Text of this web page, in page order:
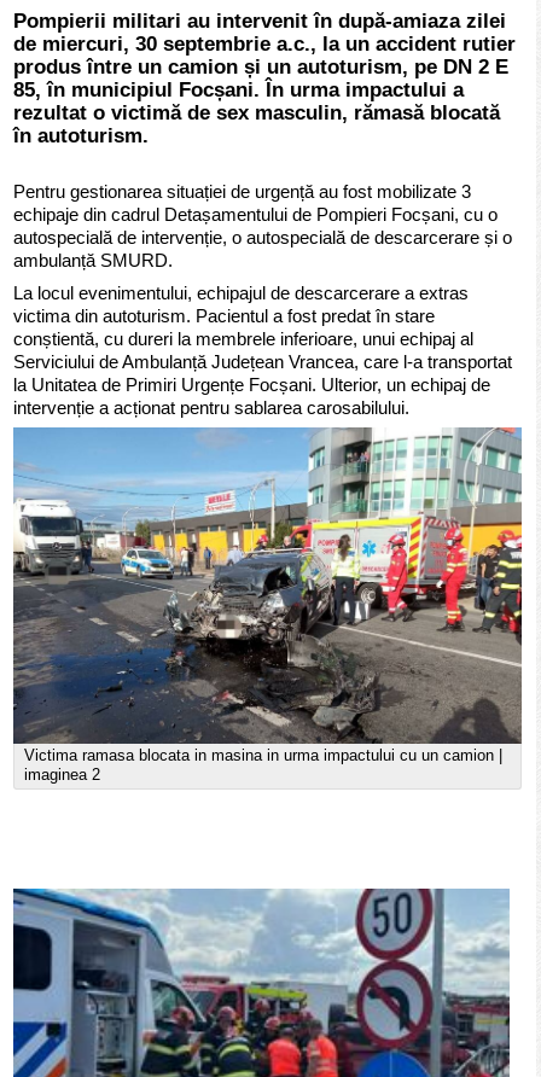
Pompierii militari au intervenit în după-amiaza zilei
de miercuri, 30 septembrie a.c., la un accident rutier
produs între un camion și un autoturism, pe DN 2 E
85, în municipiul Focșani. În urma impactului a
rezultat o victimă de sex masculin, rămasă blocată
în autoturism.
Pentru gestionarea situației de urgență au fost mobilizate 3
echipaje din cadrul Detașamentului de Pompieri Focșani, cu o
autospecială de intervenție, o autospecială de descarcerare și o
ambulanță SMURD.
La locul evenimentului, echipajul de descarcerare a extras
victima din autoturism. Pacientul a fost predat în stare
conștientă, cu dureri la membrele inferioare, unui echipaj al
Serviciului de Ambulanță Județean Vrancea, care l-a transportat
la Unitatea de Primiri Urgențe Focșani. Ulterior, un echipaj de
intervenție a acționat pentru sablarea carosabilului.
Victima ramasa blocata in masina in urma impactului cu un camion |
imaginea 2